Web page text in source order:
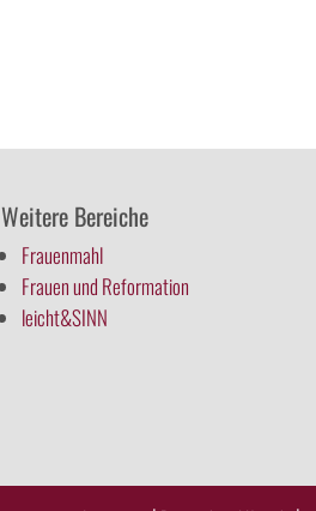
Weitere Bereiche
Frauenmahl
Frauen und Reformation
leicht&SINN